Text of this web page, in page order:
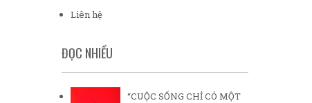
Liên hệ
ĐỌC NHIỀU
“CUỘC SỐNG CHỈ CÓ MỘT